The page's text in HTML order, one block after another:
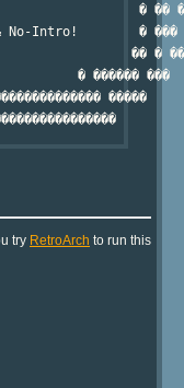
� ��
No-Intro!        � ���
�� �
� ������
try RetroArch to run this